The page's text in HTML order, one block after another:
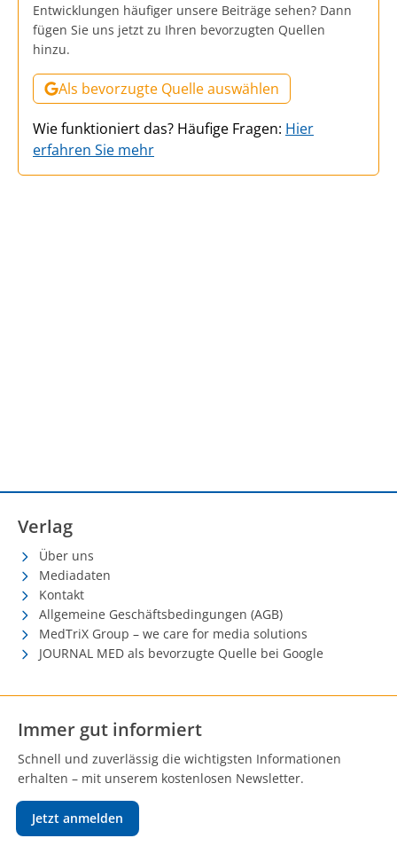
Entwicklungen häufiger unsere Beiträge sehen? Dann
fügen Sie uns jetzt zu Ihren bevorzugten Quellen
hinzu.
Als bevorzugte Quelle auswählen
Wie funktioniert das? Häufige Fragen: Hier
erfahren Sie mehr
Verlag
Über uns
Mediadaten
Kontakt
Allgemeine Geschäftsbedingungen (AGB)
MedTriX Group – we care for media solutions
JOURNAL MED als bevorzugte Quelle bei Google
Immer gut informiert
Schnell und zuverlässig die wichtigsten Informationen
erhalten – mit unserem kostenlosen Newsletter.
Jetzt anmelden